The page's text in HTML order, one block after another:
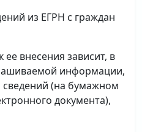
из ЕГРН с граждан
внесения зависит, в
информации,
(на бумажном
документа),